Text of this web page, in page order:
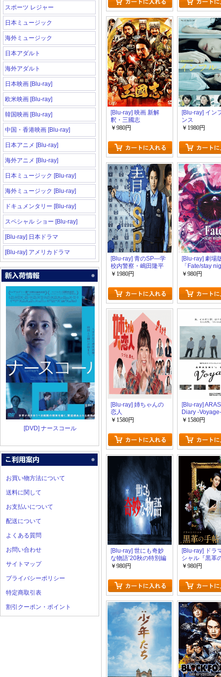
スポーツ レジャー
日本ミュージック
海外ミュージック
日本アダルト
海外アダルト
日本映画 [Blu-ray]
欧米映画 [Blu-ray]
韓国映画 [Blu-ray]
中国・香港映画 [Blu-ray]
日本アニメ [Blu-ray]
海外アニメ [Blu-ray]
日本ミュージック [Blu-ray]
海外ミュージック [Blu-ray]
ドキュメンタリー [Blu-ray]
スペシャル ショー [Blu-ray]
[Blu-ray] 日本ドラマ
[Blu-ray] アメリカドラマ
[DVD] ナースコール
お買い物方法について
送料に関して
お支払いについて
配送について
よくある質問
お問い合わせ
サイトマップ
プライバシーポリシー
特定商取引表
割引クーポン・ポイント
[Blu-ray] 映画 新解
釈・三國志
￥980円
[Blu-ray] イン
ンス
￥1980円
[Blu-ray] 青のSP―学
校内警察・嶋田隆平
―
￥1980円
[Blu-ray] 劇場
「Fate/stay
[Heaven's
￥980円
[Blu-ray] 姉ちゃんの
恋人
￥1580円
[Blu-ray]
Diary -
￥1580円
[Blu-ray] 世にも奇妙
な物語’20秋の特別編
￥980円
[Blu-ray] ドラ
シャル『黒革
～拐帯行～』
￥980円